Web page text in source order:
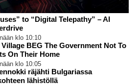
to “Digital Telepathy” – AI
klo 10:10
BEG The Government Not To
On Their Home
klo 10:05
räjähti Bulgariassa
lähistöllä